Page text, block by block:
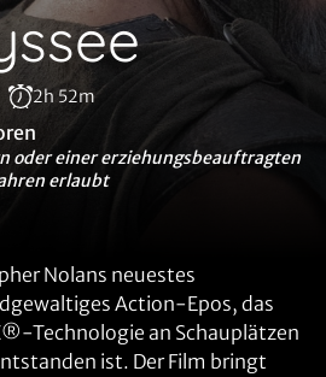
2h 52m
oder einer erziehungsbeauftragten
erlaubt
Nolans neuestes
Action-Epos, das
Technologie an Schauplätzen
ist. Der Film bringt